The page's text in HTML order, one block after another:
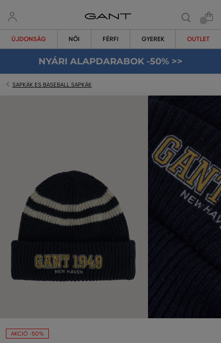
ÚJDONSÁG NŐI FÉRFI GYEREK OUTLET
NYÁRI ALAPDARABOK -50% >>
SAPKÁK ES BASEBALL SAPKÁK
AKCIÓ -50%